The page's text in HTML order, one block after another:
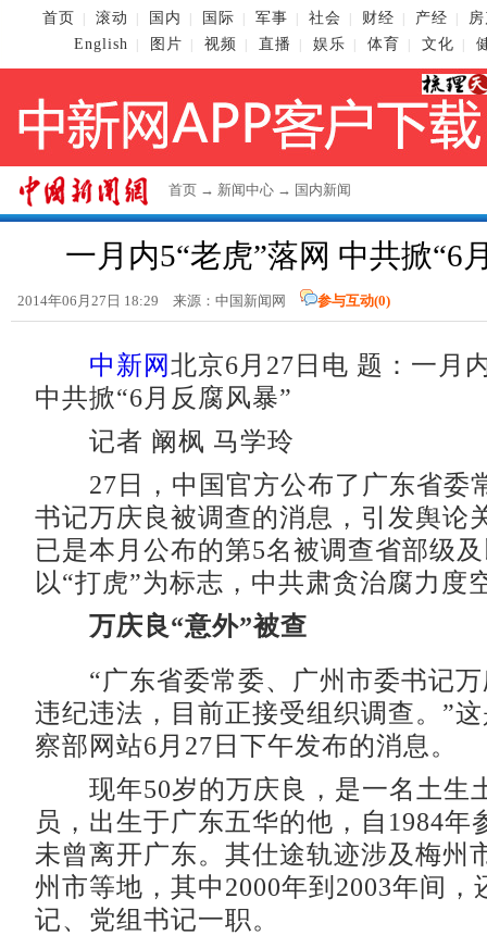
首页 滚动 国内 国际 军事 社会 财经 产经
English
图片 视频 直播 娱乐 体育 文化
首页 → 新闻中心 → 国内新闻
一月内5“老虎”落网 中共掀“6
2014年06月27日 18:29 来源： 中国新闻网 参与互动(0)
中新网 北京6月27日电 题：一月
中共掀“6月反腐风暴”
记者 阚枫 马学玲
27日，中国官方公布了广东省委
书记万庆良被调查的消息，引发舆论
已是本月公布的第5名被调查省部级
以“打虎”为标志，中共肃贪治腐力度
万庆良“意外”被查
“广东省委常委、广州市委书记万
违纪违法，目前正接受组织调查。”
察部网站6月27日下午发布的消息。
现年50岁的万庆良，是一名土生
员，出生于广东五华的他，自1984年
未曾离开广东。其仕途轨迹涉及梅州
州市等地，其中2000年到2003年间，
记、党组书记一职。